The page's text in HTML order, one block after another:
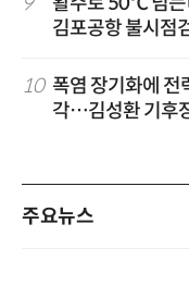
김포공항 불시점
10 폭염 장기화에
각…김성환 기후
주요뉴스